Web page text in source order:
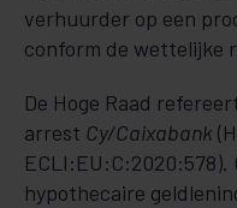
verhuurder op een
conform de wettelijke
De Hoge Raad
arrest Cy/Caixabank
hypothecaire